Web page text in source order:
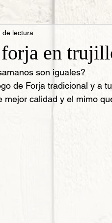
forja en
de lectura
son iguales?
de Forja tradicional y a
mejor calidad y el mimo